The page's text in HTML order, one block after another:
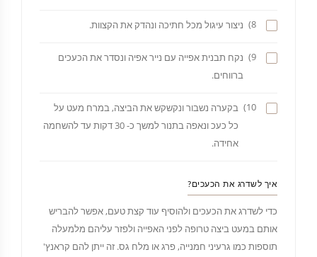
8) ניצור עיגול מכל חתיכה ונהדק את הקצוות.
9)
נקח תבנית אפייה עם נייר אפיה ונסדר את הכעכים
ברווחים.
10)
בקערה נשבור ונקשקש את הביצה, במרח מעט על
כל כעכ ונאפה בתנור למשך כ- 30 דקות עד להשחמה
אחידה.
איך לשדרג את הכעכים?
כדי לשדרג את הכעכים ולהוסיף עוד קצת טעם, אפשר להבריש
אותם במעט ביצה טרופה לפני האפייה ולפזר עליהם מלמעלה
תוספות כמו גרעיני חמנייה, פרג או מלח גס. זה ייתן להם קראנץ'